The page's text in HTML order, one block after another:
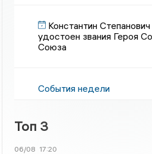
Константин
удостоен звания Героя
Союза
События недели
Топ 3
06/08 17:20